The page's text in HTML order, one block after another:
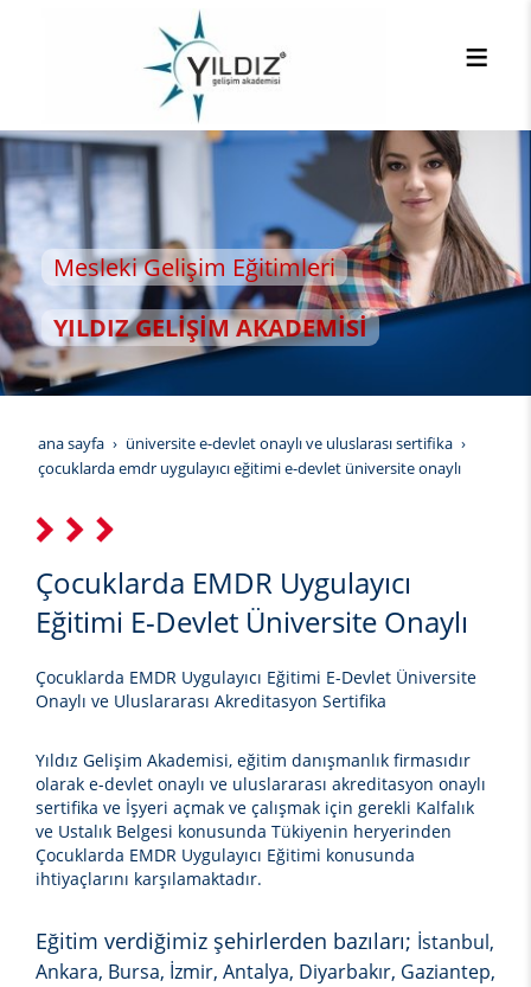
Gelişim Eğitimleri
GELİŞİM AKADEMİSİ
ana sayfa
üniversite e-devlet onaylı ve uluslarası sertifika
çocuklarda emdr uygulayıcı eğitimi e-devlet üniversite onaylı
Çocuklarda EMDR Uygulayıcı
Eğitimi E-Devlet Üniversite Onaylı
Çocuklarda EMDR Uygulayıcı Eğitimi E-Devlet Üniversite
Onaylı ve Uluslararası Akreditasyon Sertifika
Yıldız Gelişim Akademisi, eğitim danışmanlık firmasıdır
olarak e-devlet onaylı ve uluslararası akreditasyon onaylı
sertifika ve İşyeri açmak ve çalışmak için gerekli Kalfalık
ve Ustalık Belgesi konusunda Tükiyenin heryerinden
Çocuklarda EMDR Uygulayıcı Eğitimi konusunda
ihtiyaçlarını karşılamaktadır.
Eğitim verdiğimiz şehirlerden bazıları; İstanbul,
Ankara, Bursa, İzmir, Antalya, Diyarbakır, Gaziantep,